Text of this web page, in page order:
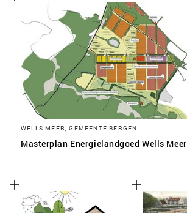
WELLS MEER, GEMEENTE BERGEN
Masterplan Energielandgoed Wells Meer